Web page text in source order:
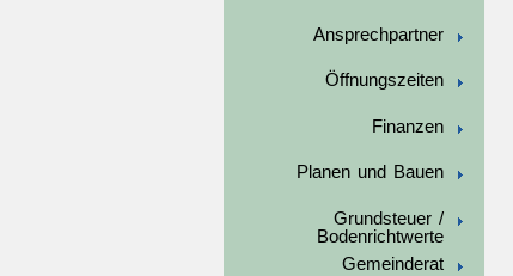
Ansprechpartner
Öffnungszeiten
Finanzen
Planen und Bauen
Grundsteuer /
Bodenrichtwerte
Gemeinderat